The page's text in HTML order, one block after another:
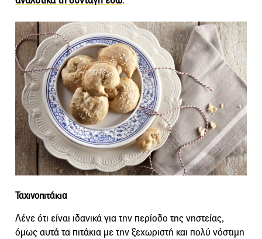
Ταχινοπιτάκια
Λένε ότι είναι ιδανικά για την περίοδο της νηστείας,
όμως αυτά τα πιτάκια με την ξεχωριστή και πολύ νόστιμη